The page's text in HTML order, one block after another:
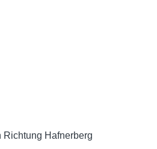
Richtung Hafnerberg